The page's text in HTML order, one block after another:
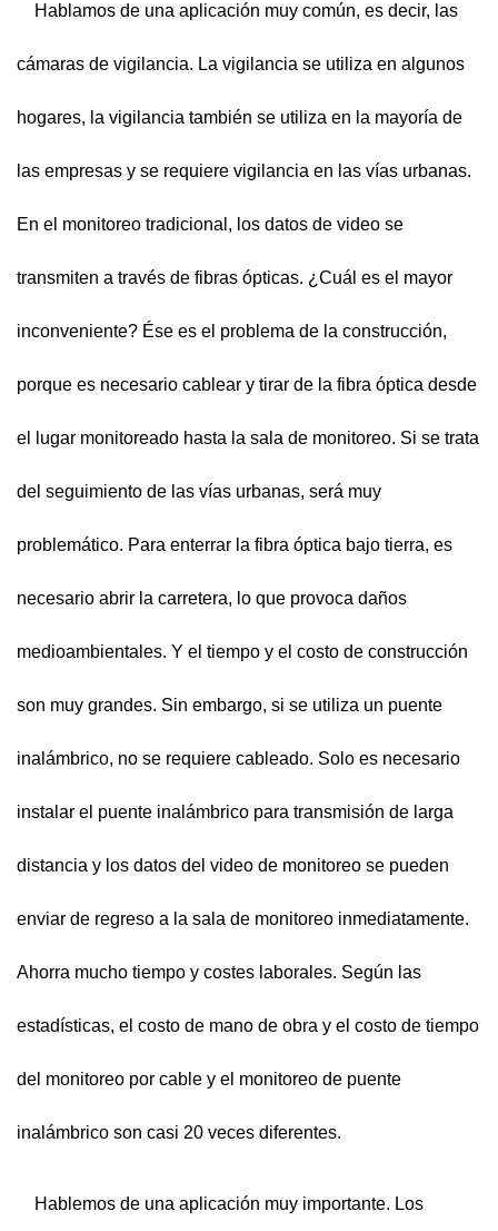
Hablamos de una aplicación muy común, es decir, las
cámaras de vigilancia. La vigilancia se utiliza en algunos
hogares, la vigilancia también se utiliza en la mayoría de
las empresas y se requiere vigilancia en las vías urbanas.
En el monitoreo tradicional, los datos de video se
transmiten a través de fibras ópticas. ¿Cuál es el mayor
inconveniente? Ése es el problema de la construcción,
porque es necesario cablear y tirar de la fibra óptica desde
el lugar monitoreado hasta la sala de monitoreo. Si se trata
del seguimiento de las vías urbanas, será muy
problemático. Para enterrar la fibra óptica bajo tierra, es
necesario abrir la carretera, lo que provoca daños
medioambientales. Y el tiempo y el costo de construcción
son muy grandes. Sin embargo, si se utiliza un puente
inalámbrico, no se requiere cableado. Solo es necesario
instalar el puente inalámbrico para transmisión de larga
distancia y los datos del video de monitoreo se pueden
enviar de regreso a la sala de monitoreo inmediatamente.
Ahorra mucho tiempo y costes laborales. Según las
estadísticas, el costo de mano de obra y el costo de tiempo
del monitoreo por cable y el monitoreo de puente
inalámbrico son casi 20 veces diferentes.
Hablemos de una aplicación muy importante. Los